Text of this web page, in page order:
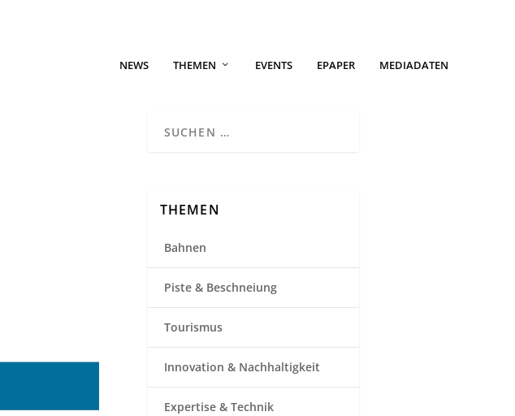
NEWS THEMEN EVENTS EPAPER MEDIADATEN
THEMEN
Bahnen
Piste & Beschneiung
Tourismus
Innovation & Nachhaltigkeit
Expertise & Technik